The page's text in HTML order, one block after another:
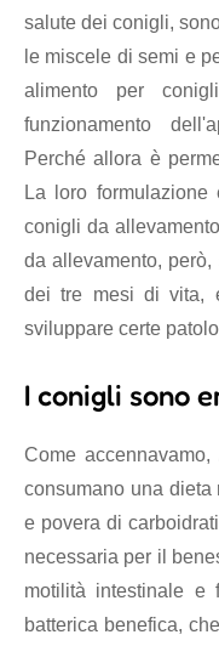
salute dei conigli,
le miscele di semi e
alimento per
funzionamento
Perché allora è
La loro
conigli da
da allevamento,
dei tre mesi di vita,
sviluppare certe
I conigli sono
Come accennavamo,
consumano una dieta
e povera di
necessaria per il
motilità intestinale e
batterica benefica,